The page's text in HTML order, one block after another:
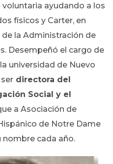
ayudando a los
físicos y Carter, en
de la Administración de
Desempeñó el cargo de
universidad de Nuevo
directora del
Social y el
a Asociación de
de Notre Dame
nombre cada año.